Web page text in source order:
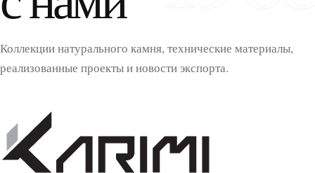
Коллекции натурального камня, технические материалы,
реализованные проекты и новости экспорта.